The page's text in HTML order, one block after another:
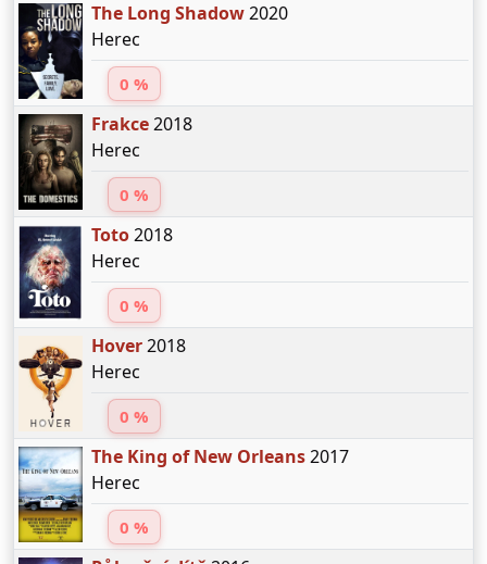
The Long Shadow2020
Herec
0 %
Frakce2018
Herec
0 %
Toto2018
Herec
0 %
Hover2018
Herec
0 %
The King of New Orleans2017
Herec
0 %